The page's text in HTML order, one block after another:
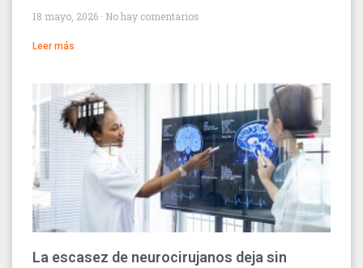
18 mayo, 2026 No hay comentarios
Leer más
La escasez de neurocirujanos deja sin